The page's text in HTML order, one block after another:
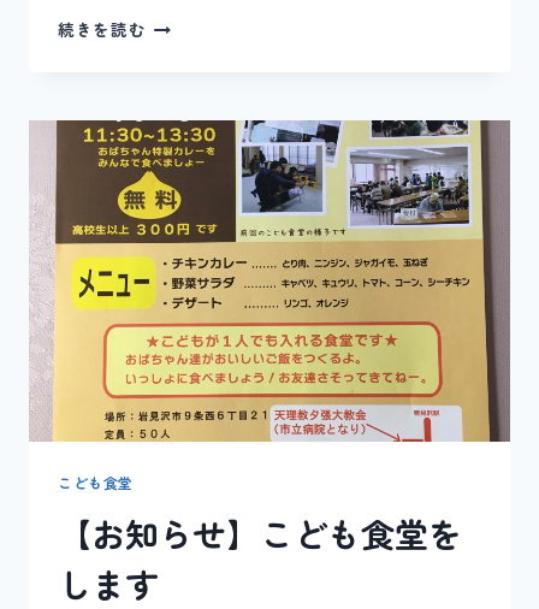
続きを読む 【お
こ
ど
も
食
堂
こども食堂
【お知らせ】こども食堂を
します